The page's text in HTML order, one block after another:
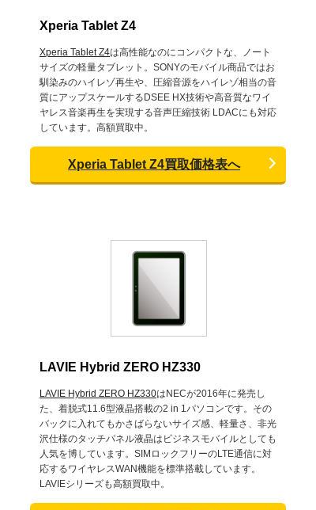
Xperia Tablet Z4
Xperia Tablet Z4は高性能なのにコンパクトな、ノート
サイズの軽量タブレット。SONYのモバイル商品ではお
馴染みのハイレゾ再生や、圧縮音源をハイレゾ相当の音
質にアップスケールするDSEE HX技術や高音質なワイ
ヤレス音楽再生を実現する音声圧縮技術 LDACにも対応
しています。高額買取中。
Xperia Tablet Z4買取価格表へ
LAVIE Hybrid ZERO HZ330
LAVIE Hybrid ZERO HZ330はNECが2016年に発売し
た、着脱式11.6型液晶搭載の2 in 1パソコンです。その
バックに入れてもかさばらないサイズ感、軽量さ、非光
沢仕様のタッチパネル液晶はビジネスモバイルとしても
人気を博しています。SIMロックフリーのLTE通信に対
応するワイヤレスWAN機能を標準搭載しています。
LAVIEシリーズも高額買取中。